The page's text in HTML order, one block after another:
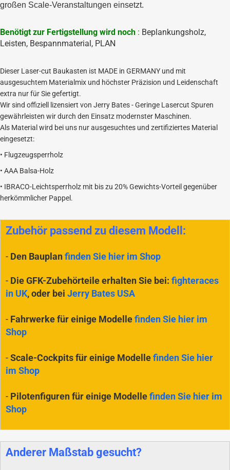
großen Scale-Veranstaltungen einsetzt.
Benötigt zur Fertigstellung wird noch : Beplankungsholz,
Leisten, Bespannmaterial, PLAN
Dieser Laser-cut Baukasten ist MADE in GERMANY und mit
ausgesuchtem Materialmix und höchster Präzision und Leidenschaft
extra nur für Sie gefertigt.
Wir sind offiziell lizensiert von Jerry Bates - Geringe Lasercut Spuren
gewährleisten wir durch den Einsatz modernster Maschinen.
Als Material wird bei uns nur ausgesuchtes und zertifiziertes Material
eingesetzt:
• Flugzeugsperrholz
• AAA Balsa-Holz
• IBRACO-Leichtsperrholz mit bis zu 20% Gewichts-Vorteil gegenüber
herkömmlicher Pappel.
Zubehör passend zu diesem Modell:
- Den Bauplanfinden Sie hier im Shop
- Die GFK-Zubehörteile erhalten Sie bei: fighteraces
in UK, oder bei Jerry Bates USA
- Fahrwerke für einige Modellefinden Sie hier im
Shop
-Scale-Cockpits für einige Modellefinden Sie hier
im Shop
- Pilotenfiguren für einige Modellefinden Sie hier im
Shop
Anderer Maßstab gesucht?